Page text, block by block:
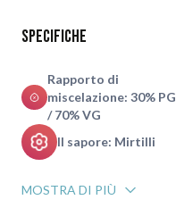
Specifiche
Rapporto di
miscelazione: 30% PG
/ 70% VG
Il sapore: Mirtilli
MOSTRA DI PIÙ